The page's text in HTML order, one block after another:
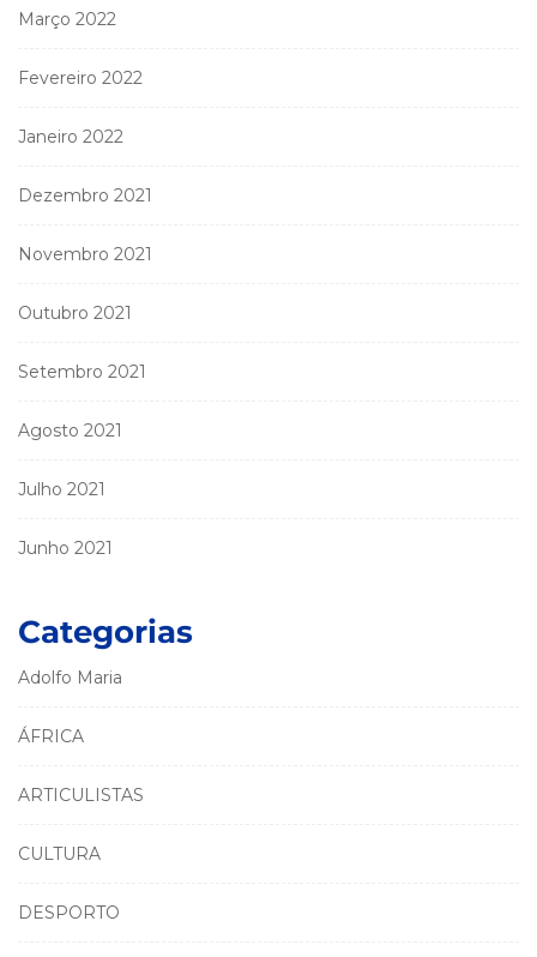
Março 2022
Fevereiro 2022
Janeiro 2022
Dezembro 2021
Novembro 2021
Outubro 2021
Setembro 2021
Agosto 2021
Julho 2021
Junho 2021
Categorias
Adolfo Maria
ÁFRICA
ARTICULISTAS
CULTURA
DESPORTO